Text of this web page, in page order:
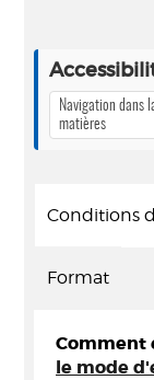
Navigation dans
matières
Conditions
Format
Comment
le mode